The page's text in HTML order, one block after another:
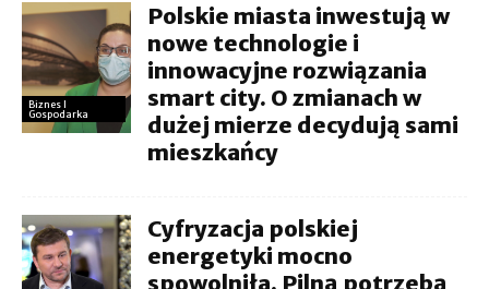
Biznes I
Gospodarka
Polskie miasta inwestują w
nowe technologie i
innowacyjne rozwiązania
smart city. O zmianach w
dużej mierze decydują sami
mieszkańcy
Cyfryzacja polskiej
energetyki mocno
spowolniła. Pilną potrzebą